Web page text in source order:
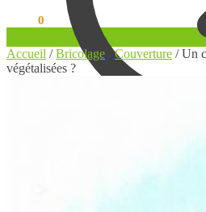
0
Accueil /Bricolage /Couverture /Un
végétalisées ?